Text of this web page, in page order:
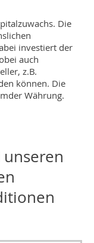
Die
investiert der
auch
z.B.
können. Die
Währung.